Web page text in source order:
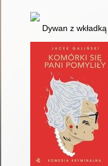
Dywan z wkładką